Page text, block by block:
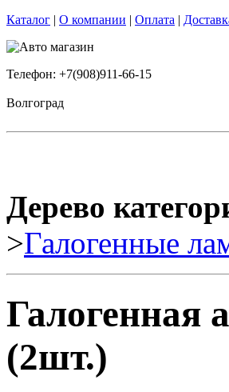
Каталог | О компании | Оплата |
Телефон: +7(908)911-66-15
Волгоград
Дерево
>Галогенные
Галогенная
(2шт.)